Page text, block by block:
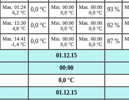
Max. 01:24
6,2 °C
0,0 °C
Min. 00:00
0,0 °C
Max. 00:00
0,0 °C
93 %
Max. 15:30
4,8 °C
0,0 °C
Min. 00:00
0,0 °C
Max. 00:00
0,0 °C
92 %
Max. 14:41
-1,4 °C
0,0 °C
Min. 00:00
0,0 °C
Max. 00:00
0,0 °C
87 %
01.12.15
00:00
0,0 °C
01.12.15